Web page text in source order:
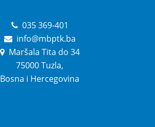
035 369-401
info@mbptk.ba
Maršala Tita do 34
75000 Tuzla,
Bosna i Hercegovina